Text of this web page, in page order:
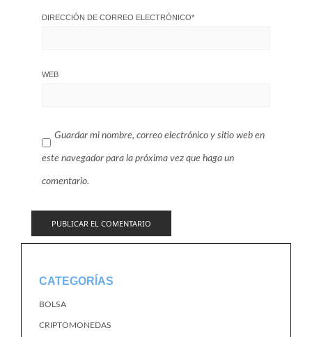
DIRECCIÓN DE CORREO ELECTRÓNICO*
WEB
Guardar mi nombre, correo electrónico y sitio web en
este navegador para la próxima vez que haga un
comentario.
CATEGORÍAS
BOLSA
CRIPTOMONEDAS